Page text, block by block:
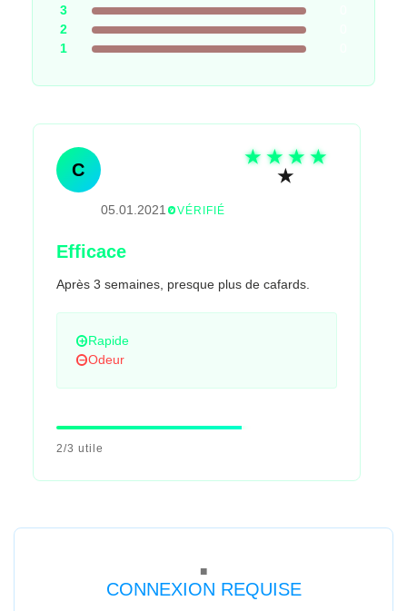
3
2
1
C
05.01.2021 VÉRIFIÉ
Efficace
Après 3 semaines, presque plus de cafards.
Rapide
Odeur
2/3 utile
CONNEXION REQUISE